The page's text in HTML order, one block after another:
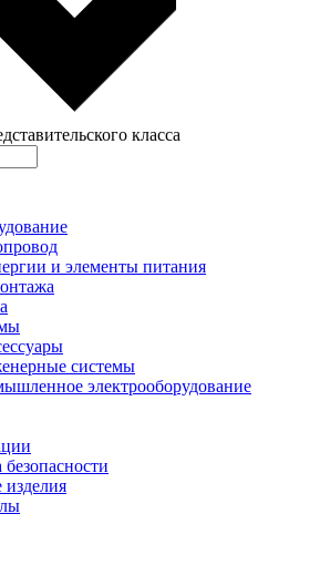
класса
и элементы питания
системы
электрооборудование
безопасности
изделия